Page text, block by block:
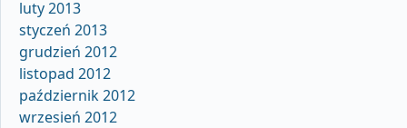
luty 2013
styczeń 2013
grudzień 2012
listopad 2012
październik 2012
wrzesień 2012